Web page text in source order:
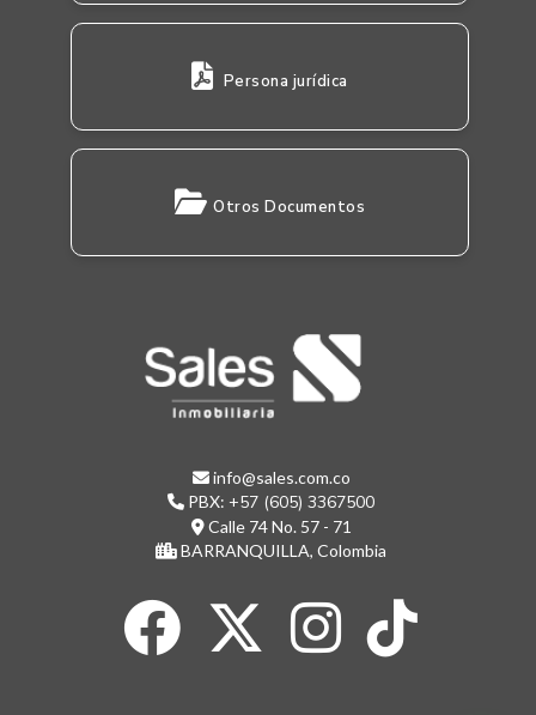
Persona jurídica
Otros Documentos
info@sales.com.co
PBX: +57 (605) 3367500
Calle 74 No. 57 - 71
BARRANQUILLA, Colombia